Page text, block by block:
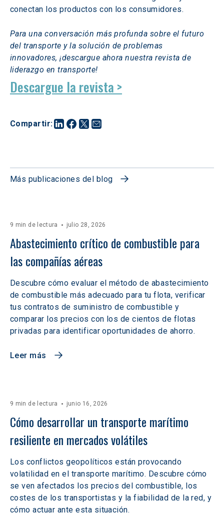
Compartir:
conectan los productos con los consumidores.
Para una conversación más profunda sobre el futuro
del transporte y la solución de problemas
innovadores, ¡descargue ahora nuestra revista de
liderazgo en transporte!
Descargue la revista >
Más publicaciones del blog
9 min de lectura julio 28, 2026
Abastecimiento crítico de combustible para
las compañías aéreas
Descubre cómo evaluar el método de abastecimiento
de combustible más adecuado para tu flota, verificar
tus contratos de suministro de combustible y
comparar los precios con los de cientos de flotas
privadas para identificar oportunidades de ahorro.
Leer más
9 min de lectura junio 16, 2026
Cómo desarrollar un transporte marítimo
resiliente en mercados volátiles
Los conflictos geopolíticos están provocando
volatilidad en el transporte marítimo. Descubre cómo
se ven afectados los precios del combustible, los
costes de los transportistas y la fiabilidad de la red, y
cómo actuar ante esta situación.